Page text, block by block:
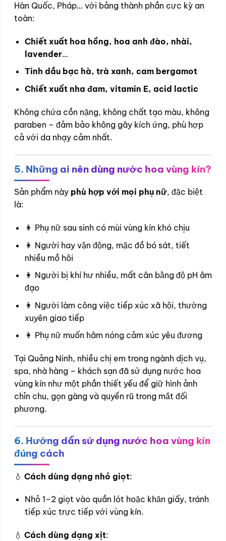
Hàn Quốc, Pháp… với bảng thành phần cực kỳ an
toàn:
Chiết xuất hoa hồng, hoa anh đào, nhài,
lavender…
Tinh dầu bạc hà, trà xanh, cam bergamot
Chiết xuất nha đam, vitamin E, acid lactic
Không chứa cồn nặng, không chất tạo màu, không
paraben – đảm bảo không gây kích ứng, phù hợp
cả với da nhạy cảm nhất.
5. Những ai nên dùng nước hoa vùng kín?
Sản phẩm này phù hợp với mọi phụ nữ, đặc biệt
là:
👩 Phụ nữ sau sinh có mùi vùng kín khó chịu
👩 Người hay vận động, mặc đồ bó sát, tiết
nhiều mồ hôi
👩 Người bị khí hư nhiều, mất cân bằng độ pH âm
đạo
👩 Người làm công việc tiếp xúc xã hội, thường
xuyên giao tiếp
👩 Phụ nữ muốn hâm nóng cảm xúc yêu đương
Tại Quảng Ninh, nhiều chị em trong ngành dịch vụ,
spa, nhà hàng – khách sạn đã sử dụng nước hoa
vùng kín như một phần thiết yếu để giữ hình ảnh
chỉn chu, gọn gàng và quyến rũ trong mắt đối
phương.
6. Hướng dẫn sử dụng nước hoa vùng kín
đúng cách
💧 Cách dùng dạng nhỏ giọt:
Nhỏ 1–2 giọt vào quần lót hoặc khăn giấy, tránh
tiếp xúc trực tiếp với vùng kín.
💧 Cách dùng dạng xịt: